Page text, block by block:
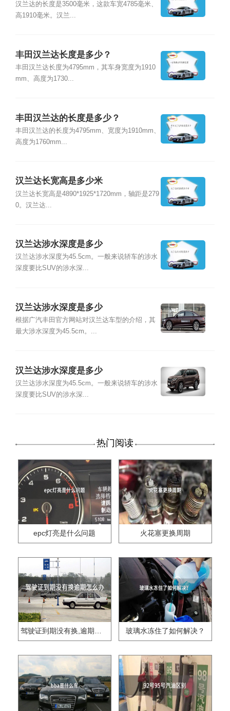
汉兰达的长度是3500毫米，这款车宽4785毫米、
高1910毫米。汉兰...
丰田汉兰达长度是多少？
丰田汉兰达长度为4795mm，其车身宽度为1910
mm、高度为1730...
丰田汉兰达的长度是多少？
丰田汉兰达的长度为4795mm、宽度为1910mm、
高度为1760mm...
汉兰达长宽高是多少米
汉兰达长宽高是4890*1925*1720mm，轴距是279
0。汉兰达...
汉兰达涉水深度是多少
汉兰达涉水深度为45.5cm。一般来说轿车的涉水
深度要比SUV的涉水深...
汉兰达涉水深度是多少
根据广汽丰田官方网站对汉兰达车型的介绍，其
最大涉水深度为45.5cm。...
汉兰达涉水深度是多少
汉兰达涉水深度为45.5cm。一般来说轿车的涉水
深度要比SUV的涉水深...
热门阅读
epc灯亮是什么问题 火花塞更换周期
驾驶证到期没有换,逾期怎么办?? 玻璃水冻住了如何解决？